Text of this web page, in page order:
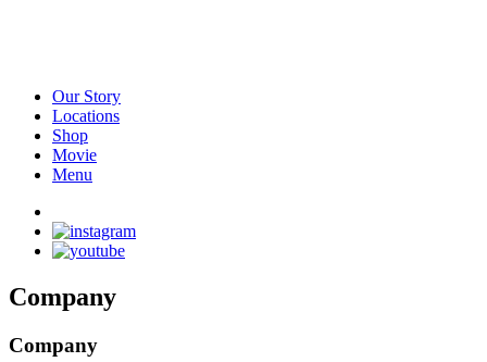
Our Story
Locations
Shop
Movie
Menu
Company
Company